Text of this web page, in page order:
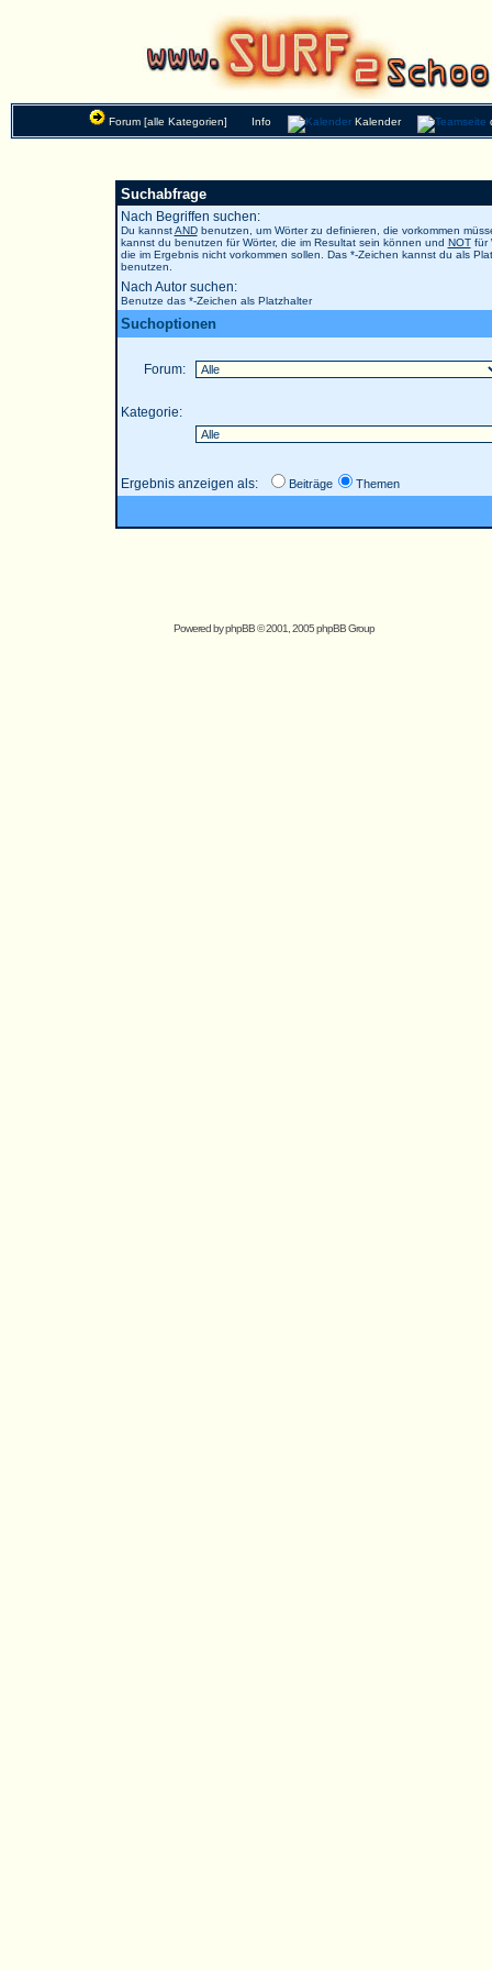
Forum [alle Kategorien] Info Kalender
Suchabfrage
Nach Begriffen suchen:
Du kannstANDbenutzen, um Wörter zu definieren, die vorkommen
kannst du benutzen für Wörter, die im Resultat sein können und NOTfür
die im Ergebnis nicht vorkommen sollen. Das *-Zeichen kannst du als
benutzen.
Nach Autor suchen:
Benutze das *-Zeichen als Platzhalter
Suchoptionen
Forum:
Kategorie:
Ergebnis anzeigen als: Beiträge Themen
Powered byphpBB© 2001, 2005 phpBB Group